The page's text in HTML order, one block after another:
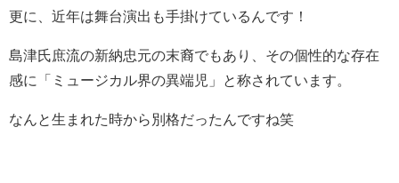
更に、近年は舞台演出も手掛けているんです！
島津氏庶流の新納忠元の末裔でもあり、その個性的な存在
感に「ミュージカル界の異端児」と称されています。
なんと生まれた時から別格だったんですね笑